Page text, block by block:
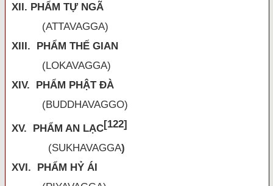
XII. PHẨM TỰ NGÃ
(ATTAVAGGA)
XIII. PHẨM THẾ GIAN
(LOKAVAGGA)
XIV. PHẨM PHẬT ĐÀ
(BUDDHAVAGGO)
XV. PHẨM AN LẠC[122]
(SUKHAVAGGA)
XVI. PHẨM HỶ ÁI